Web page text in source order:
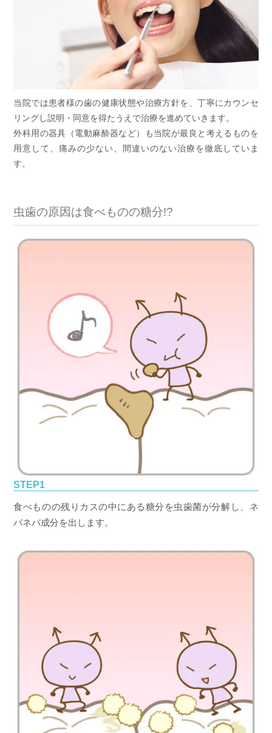
当院では患者様の歯の健康状態や治療方針を、丁寧にカウンセ
リングし説明・同意を得たうえで治療を進めていきます。
外科用の器具（電動麻酔器など）も当院が最良と考えるものを
用意して、痛みの少ない、間違いのない治療を徹底していま
す。
虫歯の原因は食べものの糖分!?
STEP1
食べものの残りカスの中にある糖分を虫歯菌が分解し、ネ
バネバ成分を出します。